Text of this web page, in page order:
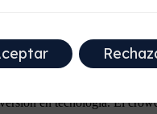
sectores. Más información
en tecnología. El